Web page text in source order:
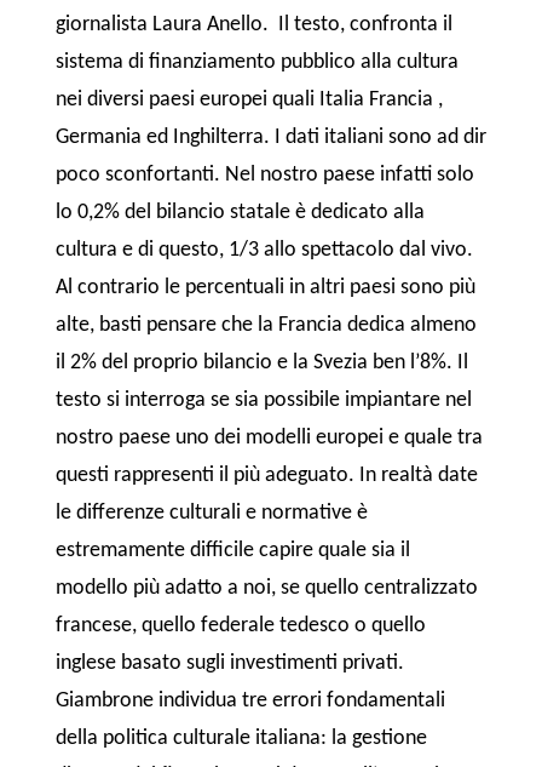
giornalista Laura Anello. Il testo, confronta il
sistema di finanziamento pubblico alla cultura
nei diversi paesi europei quali Italia Francia ,
Germania ed Inghilterra. I dati italiani sono ad dir
poco sconfortanti. Nel nostro paese infatti solo
lo 0,2% del bilancio statale è dedicato alla
cultura e di questo, 1/3 allo spettacolo dal vivo.
Al contrario le percentuali in altri paesi sono più
alte, basti pensare che la Francia dedica almeno
il 2% del proprio bilancio e la Svezia ben l’8%. Il
testo si interroga se sia possibile impiantare nel
nostro paese uno dei modelli europei e quale tra
questi rappresenti il più adeguato. In realtà date
le differenze culturali e normative è
estremamente difficile capire quale sia il
modello più adatto a noi, se quello centralizzato
francese, quello federale tedesco o quello
inglese basato sugli investimenti privati.
Giambrone individua tre errori fondamentali
della politica culturale italiana: la gestione